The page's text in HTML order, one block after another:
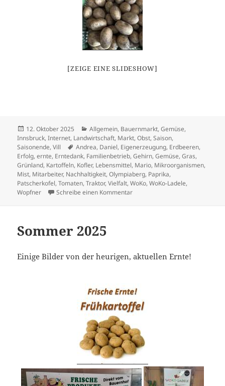
[ZEIGE EINE SLIDESHOW]
Veröffentlicht
am
12. Oktober 2025 Kategorien
Allgemein, Bauernmarkt,Gemüse,
Innsbruck,Internet, Landwirtschaft, Markt,Obst,Saison,
Saisonende,Vill Schlagwörter
Andrea, Daniel, Eigenerzeugung, Erdbeeren,
Erfolg,ernte, Erntedank, Familienbetrieb,Gehirn,Gemüse,Gras,
Grünland, Kartoffeln, Kofler, Lebensmittel, Mario, Mikroorganismen,
Mist, Mitarbeiter, Nachhaltigkeit,Olympiaberg, Paprika,
Patscherkofel,Tomaten,Traktor,Vielfalt,WoKo,WoKo-Ladele,
Wopfner
Schreibe einen Kommentarzu Herbst – Erntedank 2025
Sommer 2025
Einige Bilder von der heurigen, aktuellen Ernte!